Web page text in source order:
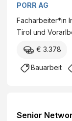
PORR AG
Facharbeiter*in
Tirol und
€ 3.378
Bauarbeit
Senior